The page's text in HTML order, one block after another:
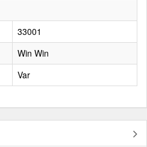
33001
Win Win
Var